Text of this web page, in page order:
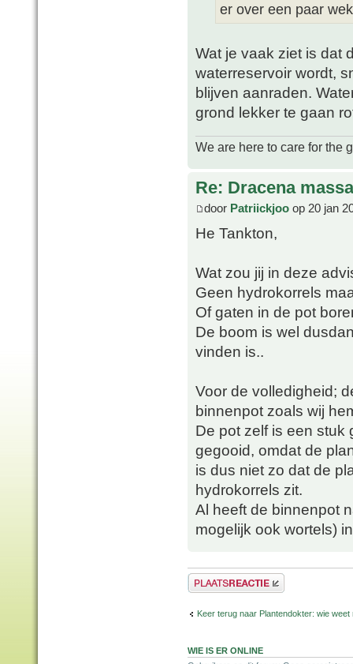
er over een paar
Wat je vaak ziet is dat
waterreservoir wordt,
blijven aanraden.
grond lekker te gaan
We are here to care for the
Re: Dracena
door Patriickjoo op 20 jan
He Tankton,
Wat zou jij in deze
Geen hydrokorrels
Of gaten in de pot
De boom is wel
vinden is..
Voor de volledigheid;
binnenpot zoals wij
De pot zelf is een stuk
gegooid, omdat de
is dus niet zo dat de
hydrokorrels zit.
Al heeft de binnenpot
mogelijk ook wortels)
Plaats een reactie
Keer terug naar Plantendokter: wie weet
WIE IS ER ONLINE